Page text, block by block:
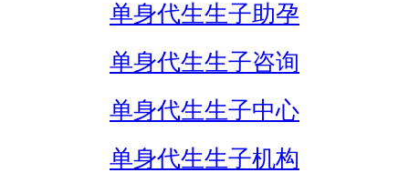
单身代生生子助孕
单身代生生子咨询
单身代生生子中心
单身代生生子机构